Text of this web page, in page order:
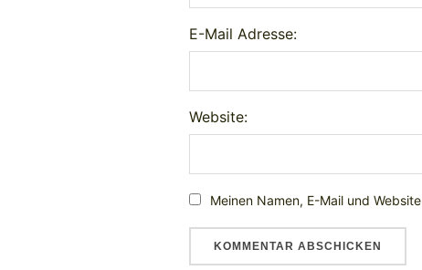
E-Mail Adresse:
Website:
Meinen Namen, E-Mail und